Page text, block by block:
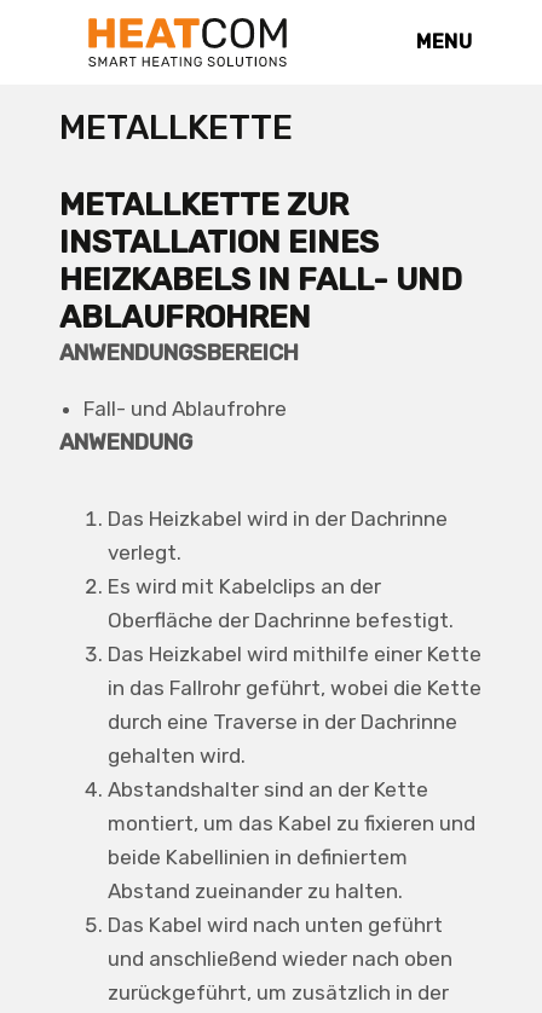
MENU
METALLKETTE
METALLKETTE ZUR
INSTALLATION EINES
HEIZKABELS IN FALL- UND
ABLAUFROHREN
ANWENDUNGSBEREICH
Fall- und Ablaufrohre
ANWENDUNG
Das Heizkabel wird in der Dachrinne
verlegt.
Es wird mit Kabelclips an der
Oberfläche der Dachrinne befestigt.
Das Heizkabel wird mithilfe einer Kette
in das Fallrohr geführt, wobei die Kette
durch eine Traverse in der Dachrinne
gehalten wird.
Abstandshalter sind an der Kette
montiert, um das Kabel zu fixieren und
beide Kabellinien in definiertem
Abstand zueinander zu halten.
Das Kabel wird nach unten geführt
und anschließend wieder nach oben
zurückgeführt, um zusätzlich in der